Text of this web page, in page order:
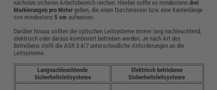
nächsten sicheren Arbeitsbereich reichen. Hierbei sollte es mindestensdrei
Markierungen pro Meter geben, die einen Durchmesser bzw. eine Kantenlänge
von mindestens 5 cm aufweisen.
Darüber hinaus sollten die optischen Leitsysteme immer lang nachleuchtend,
elektrisch oder daraus kombiniert betrieben werden. Je nach Art des
Betreibens stellt die ASR 3.4/7 unterschiedliche Anforderungen an die
Leitsysteme.
Langnachleuchtende
Sicherheitsleitsysteme
Elektrisch betriebene
Sicherheitsleitsysteme